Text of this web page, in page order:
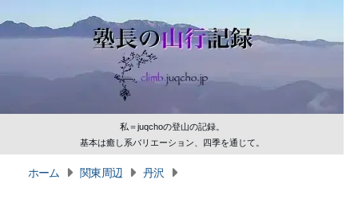
私＝juqchoの登山の記録。
基本は癒し系バリエーション、四季を通じて。
ホーム 関東周辺 丹沢